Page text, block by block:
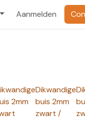
Aanmelden
2mm
Dikwandige
buis 2mm
zwart /